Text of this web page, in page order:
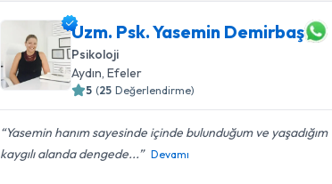
Uzm. Psk. Yasemin Demirbaş
Psikoloji
Aydın, Efeler
5 (25 Değerlendirme)
Yasemin hanım sayesinde içinde bulunduğum ve yaşadığım
kaygılı alanda dengede...
Devamı